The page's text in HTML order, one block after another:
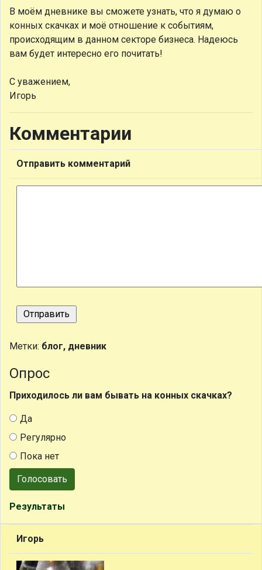
В моём дневнике вы сможете узнать, что я думаю о
конных скачках и моё отношение к событиям,
происходящим в данном секторе бизнеса. Надеюсь
вам будет интересно его почитать!
С уважением,
Игорь
Комментарии
Отправить комментарий
Метки: блог, дневник
Опрос
Приходилось ли вам бывать на конных скачках?
Да
Регулярно
Пока нет
Голосовать
Результаты
Игорь